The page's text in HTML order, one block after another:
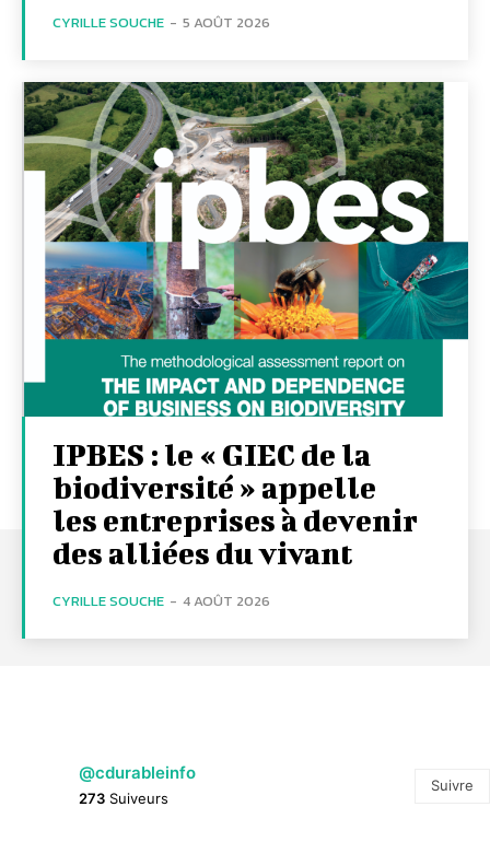
CYRILLE SOUCHE - 5 AOÛT 2026
IPBES : le « GIEC de la
biodiversité » appelle
les entreprises à devenir
des alliées du vivant
CYRILLE SOUCHE - 4 AOÛT 2026
@cdurableinfo
273 Suiveurs
Suivre